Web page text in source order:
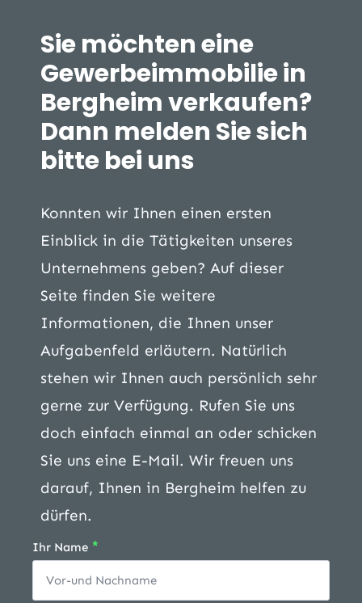
Sie möchten eine
Gewerbeimmobilie in
Bergheim verkaufen?
Dann melden Sie sich
bitte bei uns
Konnten wir Ihnen einen ersten
Einblick in die Tätigkeiten unseres
Unternehmens geben? Auf dieser
Seite finden Sie weitere
Informationen, die Ihnen unser
Aufgabenfeld erläutern. Natürlich
stehen wir Ihnen auch persönlich sehr
gerne zur Verfügung. Rufen Sie uns
doch einfach einmal an oder schicken
Sie uns eine E-Mail. Wir freuen uns
darauf, Ihnen in Bergheim helfen zu
dürfen.
Ihr Name *